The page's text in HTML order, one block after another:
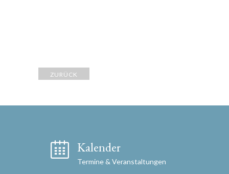
ZURÜCK
Kalender
Termine & Veranstaltungen